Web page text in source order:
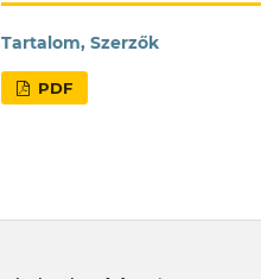
Tartalom, Szerzők
PDF